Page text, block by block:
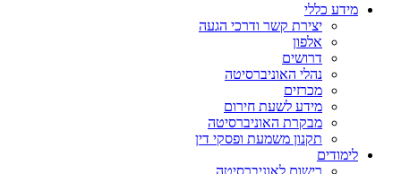
מידע כללי
יצירת קשר ודרכי הגעה
אלפון
דרושים
נהלי האוניברסיטה
מכרזים
מידע לשעת חירום
מבקרת האוניברסיטה
תקנון משמעת ופסקי דין
לימודים
רישום לאוניברסיטה